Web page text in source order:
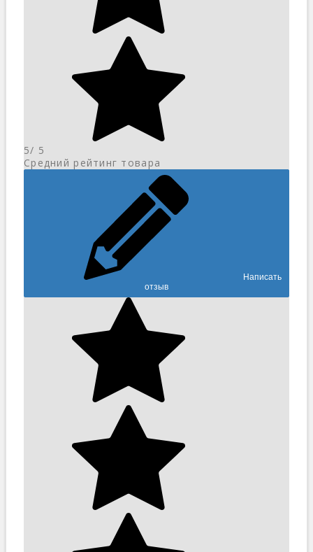
5/ 5
Средний рейтинг товара
Написать
отзыв